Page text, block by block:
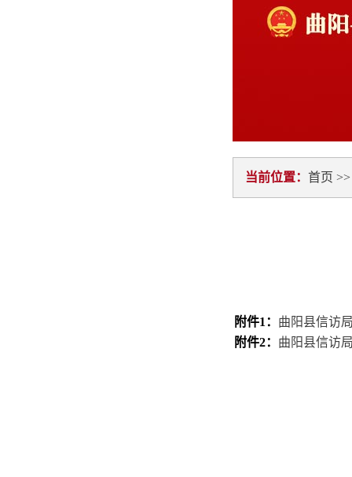
当前位置： 首页
附件1： 曲阳县信访
附件2： 曲阳县信访